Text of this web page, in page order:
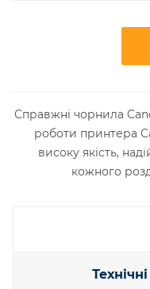
Справжні чорнила
роботи принтера
високу якість,
кожного